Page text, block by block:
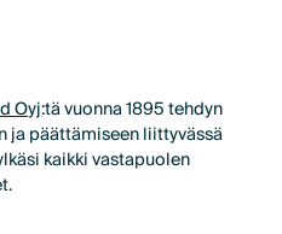
Oyj:tä vuonna 1895 tehdyn
ja päättämiseen liittyvässä
kaikki vastapuolen